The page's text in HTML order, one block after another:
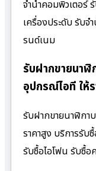
จำนำคอมพิวเตอร์
เครื่องประดับ รับจ
รนด์เนม
รับฝากขายนาฬิ
อุปกรณ์ไอที ให้
รับฝากขายนาฬิกา
ราคาสูง บริการรั
รับซื้อไอโฟน รับซื้